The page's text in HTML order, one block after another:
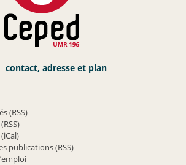
contact, adresse et plan
(RSS)
publications (RSS)